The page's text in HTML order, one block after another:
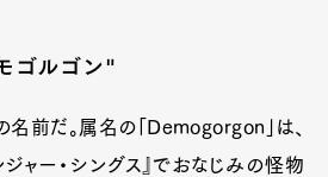
CultureLifestyle
ゴルゴン"
前だ。属名の「Demogorgon」は、
ジャー・シングス』でおなじみの怪物